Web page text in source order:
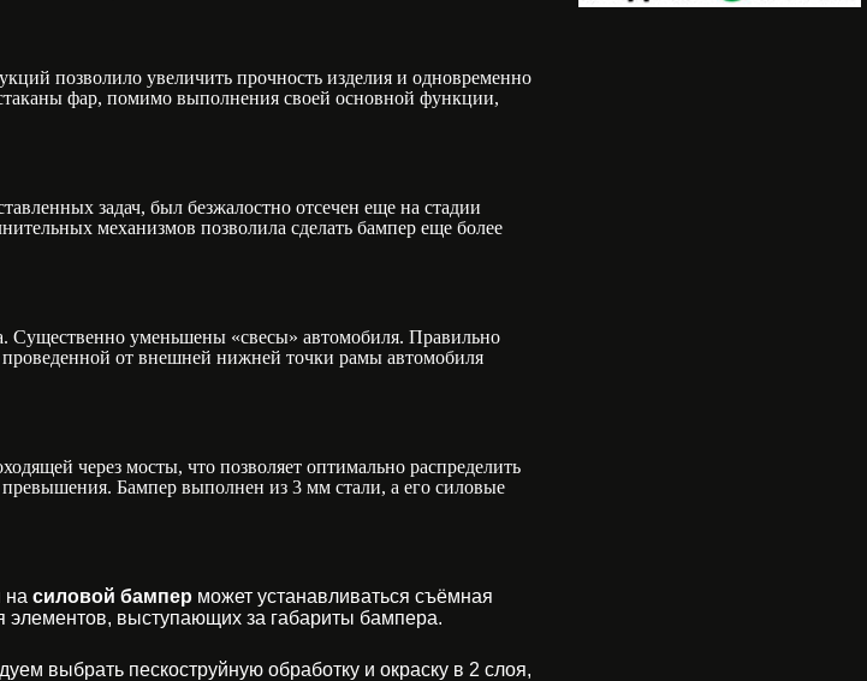
позволило увеличить прочность изделия и одновременно
фар, помимо выполнения своей основной функции,
задач, был безжалостно отсечен еще на стадии
механизмов позволила сделать бампер еще более
уменьшены «свесы» автомобиля. Правильно
от внешней нижней точки рамы автомобиля
через мосты, что позволяет оптимально распределить
Бампер выполнен из 3 мм стали, а его силовые
на силовой бампер может устанавливаться съёмная
элементов, выступающих за габариты бампера.
выбрать пескоструйную обработку и окраску в 2 слоя,